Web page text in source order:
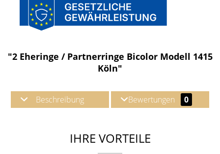
"2 Eheringe / Partnerringe Bicolor Modell 1415
Köln"
Beschreibung Bewertungen 0
IHRE VORTEILE